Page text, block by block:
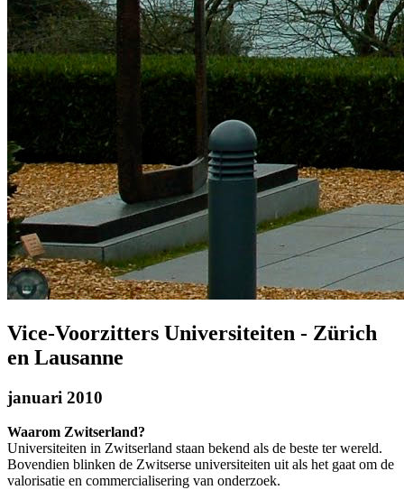
Vice-Voorzitters Universiteiten - Zürich
en Lausanne
januari 2010
Waarom Zwitserland?
Universiteiten in Zwitserland staan bekend als de beste ter wereld.
Bovendien blinken de Zwitserse universiteiten uit als het gaat om de
valorisatie en commercialisering van onderzoek.